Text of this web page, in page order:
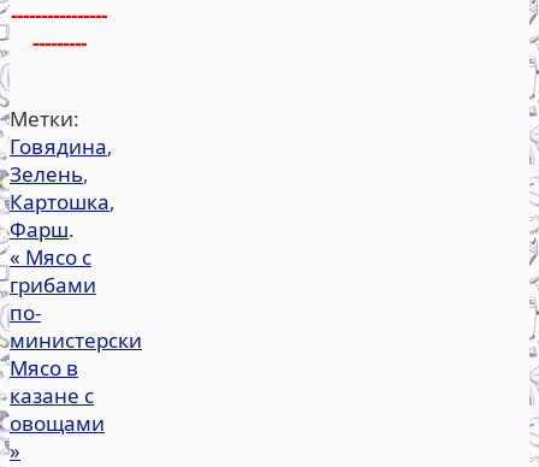
----------------
---------
Метки:
Говядина,
Зелень,
Картошка,
Фарш.
« Мясо с
грибами
по-
министерски
Мясо в
казане с
овощами
»